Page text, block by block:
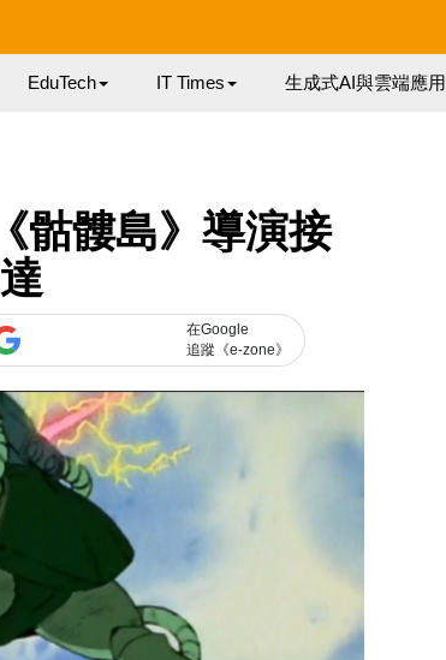
EduTech IT Times 生成式AI與雲端應用
骷髏島》導演接
在Google
追蹤《e-zone》